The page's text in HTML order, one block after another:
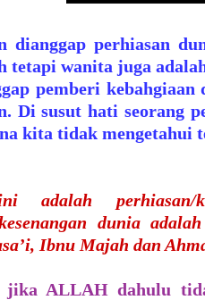
dianggap perhiasan
tetapi wanita juga
pemberi
Di susut hati seorang
kita tidak mengetahui
adalah perhiasan/
dunia
Ibnu Majah dan
jika ALLAH dahulu